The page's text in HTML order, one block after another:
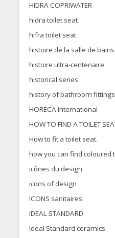
HIDRA COPRIWATER
hidra toilet seat
hifra toilet seat
histoire de la salle de bains
histoire ultra-centenaire
historical series
history of bathroom fittings
HORECA International
HOW TO FIND A TOILET
How to fit a toilet seat.
how you can find coloured
icônes du design
icons of design
ICONS sanitaires
IDEAL STANDARD
Ideal Standard ceramics